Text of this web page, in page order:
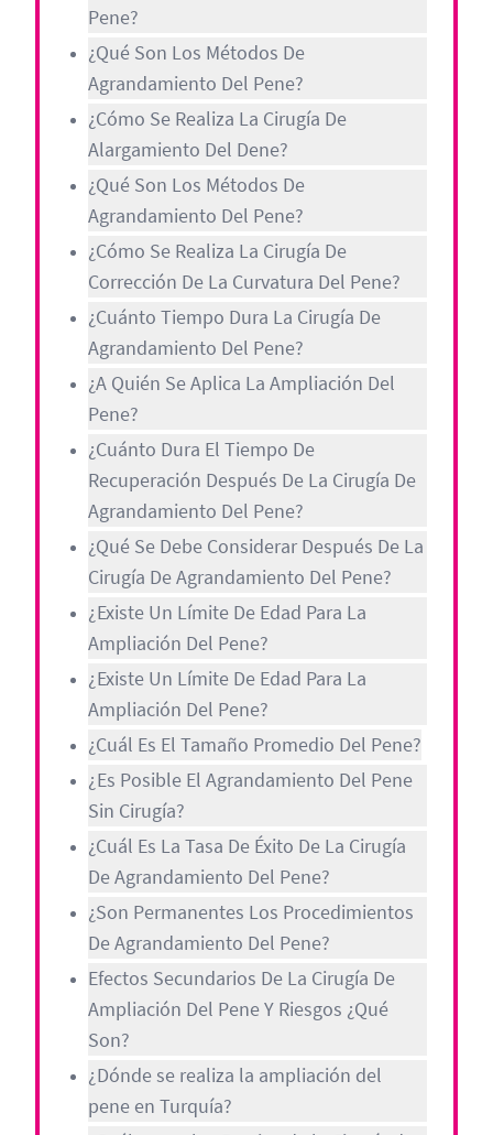
Pene?
¿Qué Son Los Métodos De
Agrandamiento Del Pene?
¿Cómo Se Realiza La Cirugía De
Alargamiento Del Dene?
¿Qué Son Los Métodos De
Agrandamiento Del Pene?
¿Cómo Se Realiza La Cirugía De
Corrección De La Curvatura Del Pene?
¿Cuánto Tiempo Dura La Cirugía De
Agrandamiento Del Pene?
¿A Quién Se Aplica La Ampliación Del
Pene?
¿Cuánto Dura El Tiempo De
Recuperación Después De La Cirugía De
Agrandamiento Del Pene?
¿Qué Se Debe Considerar Después De La
Cirugía De Agrandamiento Del Pene?
¿Existe Un Límite De Edad Para La
Ampliación Del Pene?
¿Existe Un Límite De Edad Para La
Ampliación Del Pene?
¿Cuál Es El Tamaño Promedio Del Pene?
¿Es Posible El Agrandamiento Del Pene
Sin Cirugía?
¿Cuál Es La Tasa De Éxito De La Cirugía
De Agrandamiento Del Pene?
¿Son Permanentes Los Procedimientos
De Agrandamiento Del Pene?
Efectos Secundarios De La Cirugía De
Ampliación Del Pene Y Riesgos ¿Qué
Son?
¿Dónde se realiza la ampliación del
pene en Turquía?